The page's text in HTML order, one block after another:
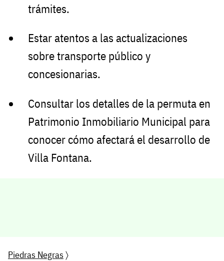
trámites.
Estar atentos a las actualizaciones
sobre transporte público y
concesionarias.
Consultar los detalles de la permuta en
Patrimonio Inmobiliario Municipal para
conocer cómo afectará el desarrollo de
Villa Fontana.
Piedras Negras 〉